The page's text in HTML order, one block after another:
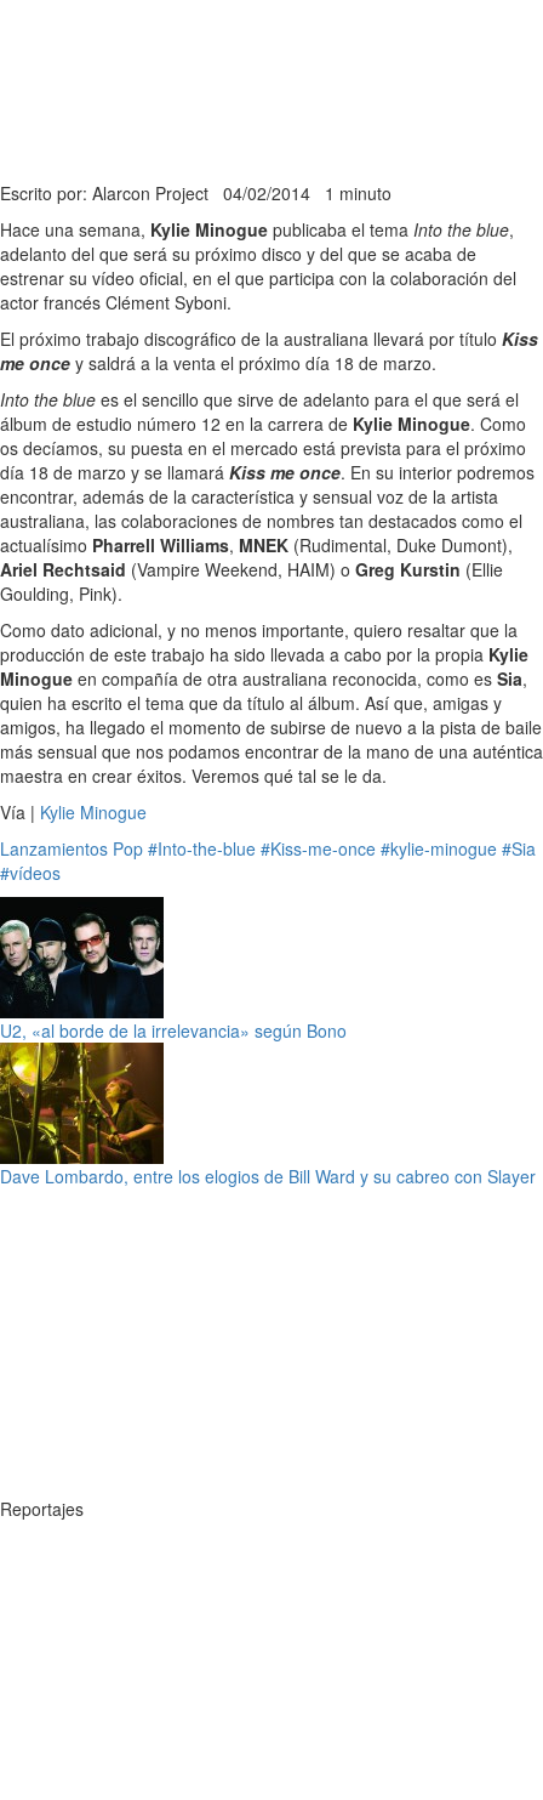
Escrito por: Alarcon Project 04/02/2014 1 minuto
Hace una semana, Kylie Minogue publicaba el tema Into the blue,
adelanto del que será su próximo disco y del que se acaba de
estrenar su vídeo oficial, en el que participa con la colaboración del
actor francés Clément Syboni.
El próximo trabajo discográfico de la australiana llevará por título Kiss
me once y saldrá a la venta el próximo día 18 de marzo.
Into the blue es el sencillo que sirve de adelanto para el que será el
álbum de estudio número 12 en la carrera de Kylie Minogue. Como
os decíamos, su puesta en el mercado está prevista para el próximo
día 18 de marzo y se llamará Kiss me once. En su interior podremos
encontrar, además de la característica y sensual voz de la artista
australiana, las colaboraciones de nombres tan destacados como el
actualísimo Pharrell Williams, MNEK (Rudimental, Duke Dumont),
Ariel Rechtsaid (Vampire Weekend, HAIM) o Greg Kurstin (Ellie
Goulding, Pink).
Como dato adicional, y no menos importante, quiero resaltar que la
producción de este trabajo ha sido llevada a cabo por la propia Kylie
Minogue en compañía de otra australiana reconocida, como es Sia,
quien ha escrito el tema que da título al álbum. Así que, amigas y
amigos, ha llegado el momento de subirse de nuevo a la pista de baile
más sensual que nos podamos encontrar de la mano de una auténtica
maestra en crear éxitos. Veremos qué tal se le da.
Vía | Kylie Minogue
Lanzamientos Pop #Into-the-blue #Kiss-me-once #kylie-minogue #Sia
#vídeos
U2, «al borde de la irrelevancia» según Bono
Dave Lombardo, entre los elogios de Bill Ward y su cabreo con Slayer
Reportajes